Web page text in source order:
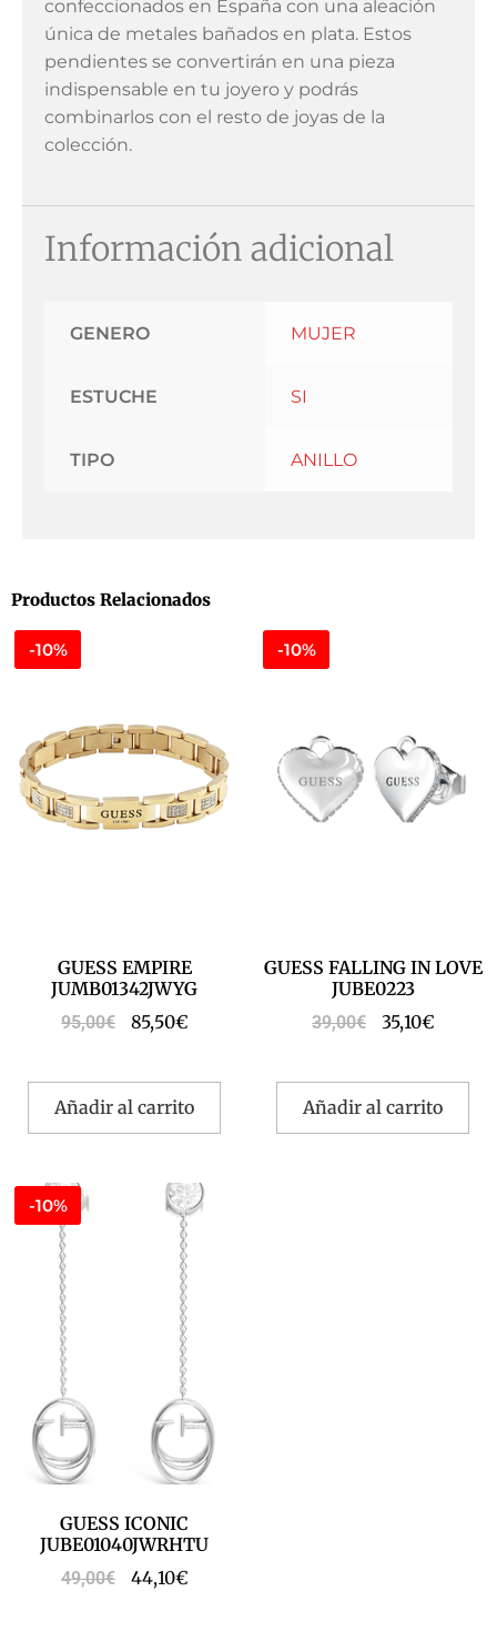
confeccionados en España con una aleación
única de metales bañados en plata. Estos
pendientes se convertirán en una pieza
indispensable en tu joyero y podrás
combinarlos con el resto de joyas de la
colección.
Información adicional
GENERO MUJER
ESTUCHE SI
TIPO ANILLO
Productos Relacionados
-10%
GUESS EMPIRE
JUMB01342JWYG
95,00€ 85,50€
Añadir al carrito
-10%
GUESS FALLING IN LOVE
JUBE0223
39,00€ 35,10€
Añadir al carrito
-10%
GUESS ICONIC
JUBE01040JWRHTU
49,00€ 44,10€